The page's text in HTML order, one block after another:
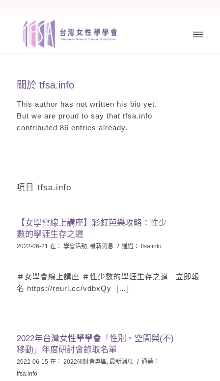
關於 tfsa.info
This author has not written his bio yet.
But we are proud to say that tfsa.info
contributed 86 entries already.
項目 tfsa.info
【女學會線上講座】彩虹芭樂攻略：性少
數的學涯生存之道
2022-06-21 在： 學會活動, 最新消息 / 通過： tfsa.info
＃女學會線上講座 ＃性少數的學涯生存之道 ​ ​ 立即報
名 https://reurl.cc/vdbxQy ​ […]
2022年台灣女性學學會「性別、空間與(不)
移動」年度研討會錄取名單
2022-06-15 在： 2022研討會專區, 最新消息 / 通過：
tfsa.info